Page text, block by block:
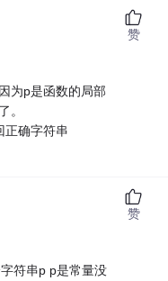
为p是函数的局部
。
正确字符串
赞
符串p p是常量没
赞